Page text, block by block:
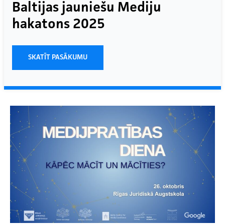
Baltijas jauniešu Mediju
hakatons 2025
SKATĪT PASĀKUMU